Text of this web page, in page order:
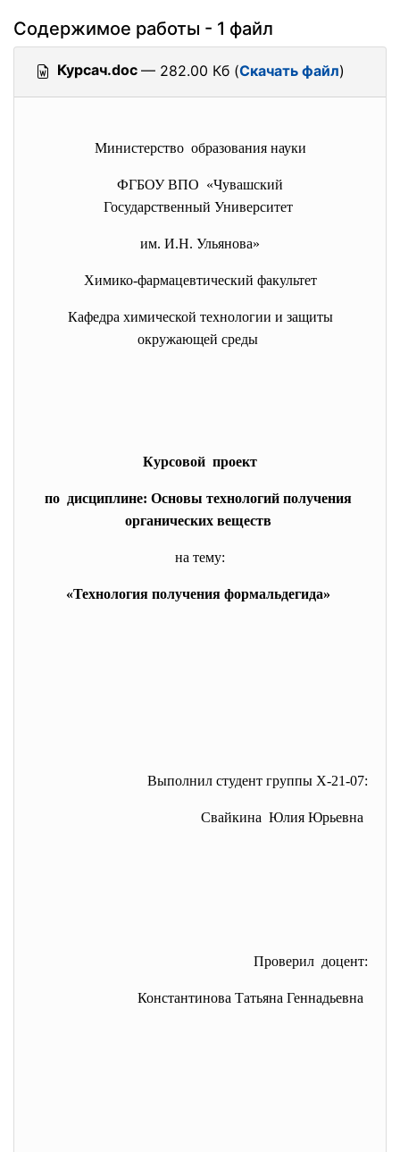
Содержимое работы - 1 файл
Курсач.doc — 282.00 Кб (Скачать файл)
Министерство образования науки
ФГБОУ ВПО «Чувашский
Государственный Университет
им. И.Н. Ульянова»
Химико-фармацевтический факультет
Кафедра химической технологии и защиты
окружающей среды
Курсовой проект
по дисциплине: Основы технологий получения
органических веществ
на тему:
«Технология получения формальдегида»
Выполнил студент группы Х-21-07:
Свайкина Юлия Юрьевна
Проверил доцент:
Константинова Татьяна Геннадьевна